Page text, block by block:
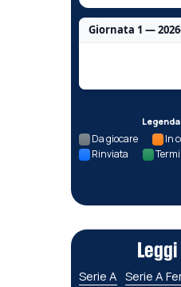
Giornata 1 —
Da giocare In
Rinviata
Serie A Serie A